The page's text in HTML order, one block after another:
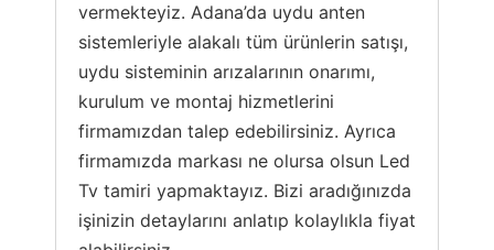
vermekteyiz. Adana’da uydu anten
sistemleriyle alakalı tüm ürünlerin satışı,
uydu sisteminin arızalarının onarımı,
kurulum ve montaj hizmetlerini
firmamızdan talep edebilirsiniz. Ayrıca
firmamızda markası ne olursa olsun Led
Tv tamiri yapmaktayız. Bizi aradığınızda
işinizin detaylarını anlatıp kolaylıkla fiyat